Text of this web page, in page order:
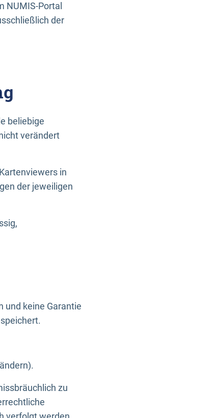
NUMIS-Portal
der
beliebige
verändert
in
der jeweiligen
und keine Garantie
zu